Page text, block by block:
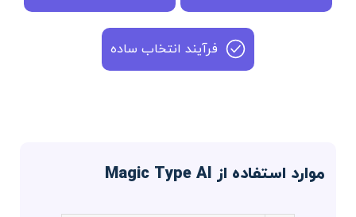
فرآیند انتخاب ساده
موارد استفاده از Magic Type AI